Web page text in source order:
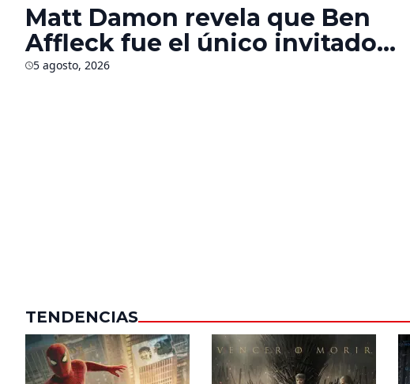
Matt Damon revela que Ben
Affleck fue el único invitado
autorizado en el rodaje de ‘La
5 agosto, 2026
TENDENCIAS